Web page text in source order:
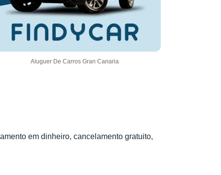
Aluguer De Carros Gran Canaria
em dinheiro, cancelamento gratuito,